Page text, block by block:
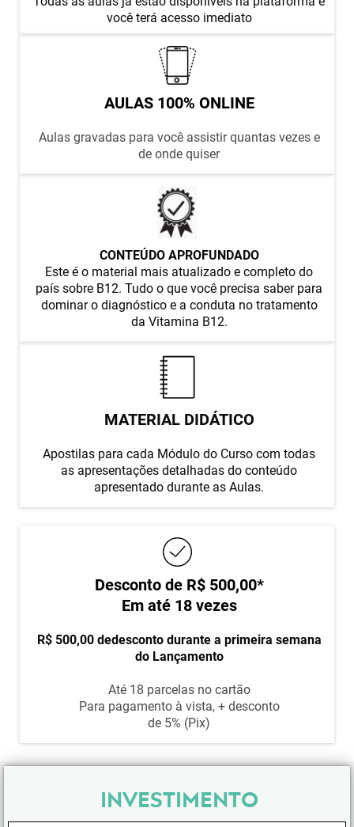
você terá acesso imediato
AULAS 100% ONLINE
Aulas gravadas para você assistir quantas vezes e
de onde quiser
CONTEÚDO APROFUNDADO
Este é o material mais atualizado e completo do
país sobre B12. Tudo o que você precisa saber para
dominar o diagnóstico e a conduta no tratamento
da Vitamina B12.
MATERIAL DIDÁTICO
Apostilas para cada Módulo do Curso com todas
as apresentações detalhadas do conteúdo
apresentado durante as Aulas.
Desconto de R$ 500,00*
Em até 18 vezes
R$ 500,00 dedesconto durante a primeira semana
do Lançamento
Até 18 parcelas no cartão
Para pagamento à vista, + desconto
de 5% (Pix)
INVESTIMENTO